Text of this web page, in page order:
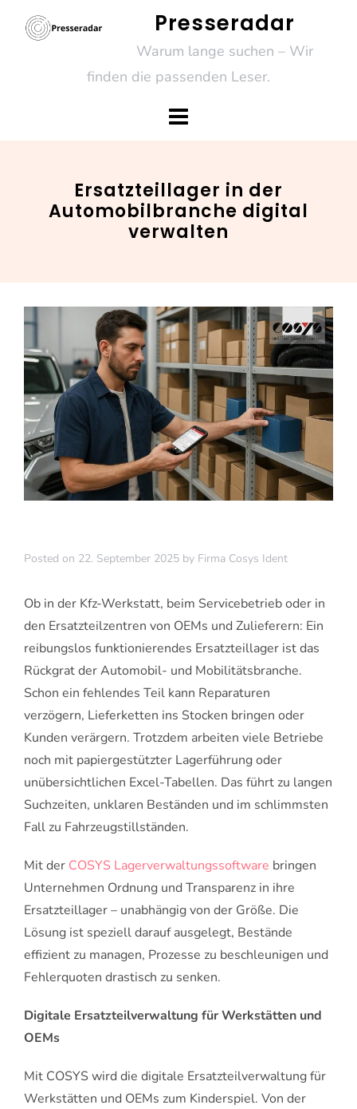
Presseradar
Warum lange suchen – Wir
finden die passenden Leser.
Ersatzteillager in der
Automobilbranche digital
verwalten
Posted on 22. September 2025 by Firma Cosys Ident
Ob in der Kfz-Werkstatt, beim Servicebetrieb oder in
den Ersatzteilzentren von OEMs und Zulieferern: Ein
reibungslos funktionierendes Ersatzteillager ist das
Rückgrat der Automobil- und Mobilitätsbranche.
Schon ein fehlendes Teil kann Reparaturen
verzögern, Lieferketten ins Stocken bringen oder
Kunden verärgern. Trotzdem arbeiten viele Betriebe
noch mit papiergestützter Lagerführung oder
unübersichtlichen Excel-Tabellen. Das führt zu langen
Suchzeiten, unklaren Beständen und im schlimmsten
Fall zu Fahrzeugstillständen.
Mit der COSYS Lagerverwaltungssoftware bringen
Unternehmen Ordnung und Transparenz in ihre
Ersatzteillager – unabhängig von der Größe. Die
Lösung ist speziell darauf ausgelegt, Bestände
effizient zu managen, Prozesse zu beschleunigen und
Fehlerquoten drastisch zu senken.
Digitale Ersatzteilverwaltung für Werkstätten und
OEMs
Mit COSYS wird die digitale Ersatzteilverwaltung für
Werkstätten und OEMs zum Kinderspiel. Von der